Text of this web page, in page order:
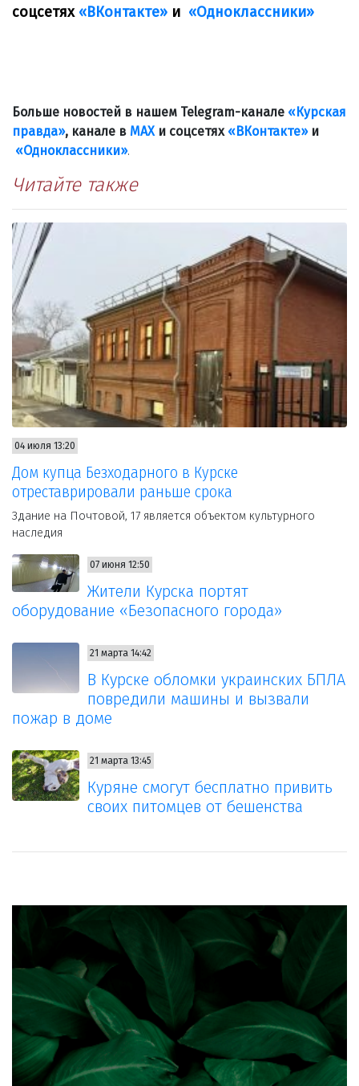
соцсетях «ВКонтакте» и «Одноклассники»
Больше новостей в нашем Telegram-канале «Курская
правда», канале в МАХ и соцсетях «ВКонтакте»и
«Одноклассники».
Читайте также
04 июля 13:20
Дом купца Безходарного в Курске
отреставрировали раньше срока
Здание на Почтовой, 17 является объектом культурного
наследия
07 июня 12:50
Жители Курска портят
оборудование «Безопасного города»
21 марта 14:42
В Курске обломки украинских БПЛА
повредили машины и вызвали
пожар в доме
21 марта 13:45
Куряне смогут бесплатно привить
своих питомцев от бешенства